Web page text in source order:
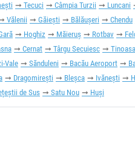
Tecuci Câmpia Turzii Luncani
Vălenii Găieşti Bălăușeri Chendu
Hoghiz Măieruș Rotbav
Cernat Târgu Secuiesc Tinoasa
Vale Sănduleni Bacău Aeroport
Dragomirești Bleșca Ivănești
de Sus Satu Nou Huși